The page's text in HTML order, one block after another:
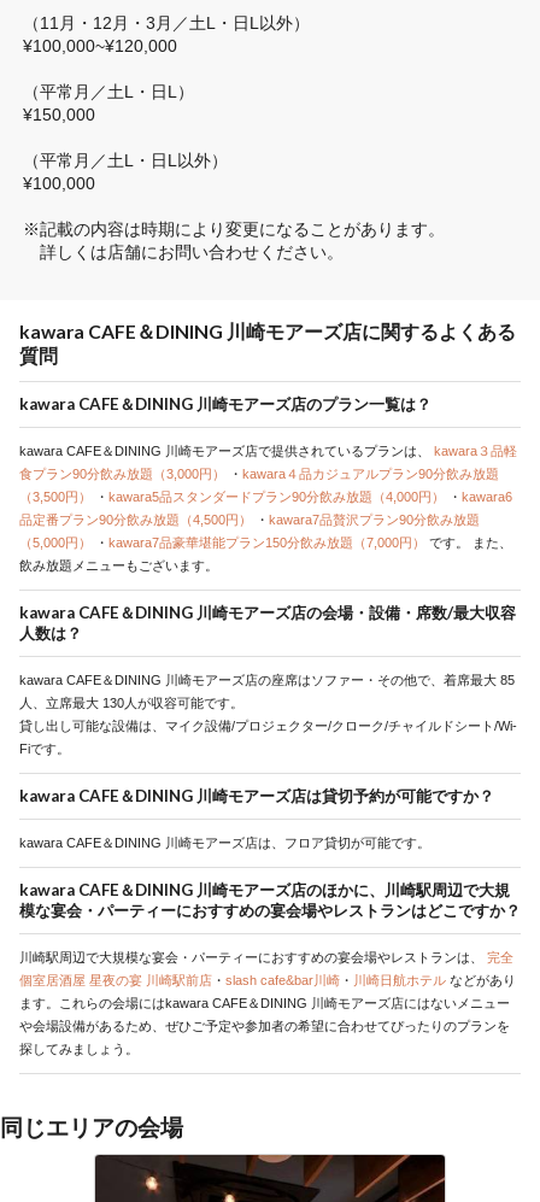
（11月・12月・3月／土L・日L以外）
¥100,000~¥120,000
（平常月／土L・日L）
¥150,000
（平常月／土L・日L以外）
¥100,000
※記載の内容は時期により変更になることがあります。
詳しくは店舗にお問い合わせください。
kawara CAFE＆DINING 川崎モアーズ店に関するよくある
質問
kawara CAFE＆DINING 川崎モアーズ店のプラン一覧は？
kawara CAFE＆DINING 川崎モアーズ店で提供されているプランは、 kawara３品軽
食プラン90分飲み放題（3,000円）
・ kawara４品カジュアルプラン90分飲み放題
（3,500円）
・ kawara5品スタンダードプラン90分飲み放題（4,000円） ・ kawara6
品定番プラン90分飲み放題（4,500円）
・ kawara7品贅沢プラン90分飲み放題
（5,000円）
・ kawara7品豪華堪能プラン150分飲み放題（7,000円） です。
また、
飲み放題メニューもございます。
kawara CAFE＆DINING 川崎モアーズ店の会場・設備・席数/最大収容
人数は？
kawara CAFE＆DINING 川崎モアーズ店の座席はソファー・その他で、着席最大 85
人、立席最大 130人が収容可能です。
貸し出し可能な設備は、マイク設備/プロジェクター/クローク/チャイルドシート/Wi-
Fiです。
kawara CAFE＆DINING 川崎モアーズ店は貸切予約が可能ですか？
kawara CAFE＆DINING 川崎モアーズ店は、フロア貸切が可能です。
kawara CAFE＆DINING 川崎モアーズ店のほかに、川崎駅周辺で大規
模な宴会・パーティーにおすすめの宴会場やレストランはどこですか？
川崎駅周辺で大規模な宴会・パーティーにおすすめの宴会場やレストランは、 完全
個室居酒屋 星夜の宴 川崎駅前店 ・ slash cafe&bar川崎 ・ 川崎日航ホテル などがあり
ます。これらの会場にはkawara CAFE＆DINING 川崎モアーズ店にはないメニュー
や会場設備があるため、ぜひご予定や参加者の希望に合わせてぴったりのプランを
探してみましょう。
同じエリアの会場